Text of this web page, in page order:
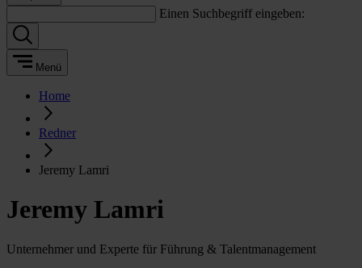
Einen Suchbegriff eingeben:
Menü
Home
Redner
Jeremy Lamri
Jeremy Lamri
Unternehmer und Experte für Führung & Talentmanagement